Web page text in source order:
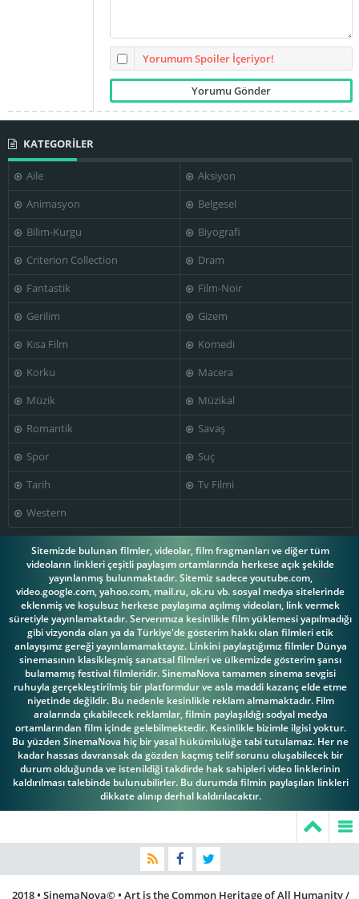
Danylo Ilchenko Dmytro Kapka
Bystritskaya
Ivan Ryzhov Lev Stepanov
Mikhail
Muravyov
Nikolai Smirnov Nikolay Grabbe
Olga Markina Pyotr Chernov Pyotr Glebov
Pyotr Kiryutkin
Pyotr
Lyubeshkin
Rustik Musatov
Svashenko
Sergei Troitsky Sergey Yurtaykin
Yorumum Spoiler İçeriyor!
KATEGORİLER
Aile
Aksiyon
Animasyon
Belgesel
Bilim-Kurgu
Biyografi
Criterion Collection
Dram
Fantastik
Film-Noir
Gerilim
Gizem
Kısa Film
Komedi
Korku
Macera
Müzik
Müzikal
Romantik
Savaş
Spor
Suç
Tarih
Tv Filmi
Western
Sitemizde bulunan filmler, videolar, film fragmanları ve diğer tüm
videoların linkleri çeşitli paylaşım ortamlarında herkese açık şekilde
yayınlanmış bulunmaktadır. Sitemiz sadece youtube.com,
video.google.com, yahoo.com, mail.ru, ok.ru vb. sosyal medya sitelerinde
eklenmiş ve koşulsuz herkese paylaşıma açılmış videoları, link vermek
süretiyle yayınlamaktadır. Serverımıza kesinlikle film yüklemesi yapılmadığı
gibi vizyonda olan ya da Türkiye'de gösterim hakkı olan filmleri etik
anlayışımz gereği yayınlamamaktayız. Linkini paylaştığımız filmler Dünya
sinemasının klasikleşmiş sanatsal filmleri ve ülkemizde gösterim şansı
bulamamış festival filmleridir. SinemaNova tamamen sinema sevgisi
ruhuyla gerçekleştirilmiş bir platformdur ve asla maddi kazanç elde etme
niyetinde değildir. Bu nedenle kesinlikle reklam almamaktadır. Film
aralarında çıkabilecek reklamlar, filmin paylaşıldığı sodyal medya
ortamlarından film içinde gelebilmektedir. Kesinlikle bizimle ilgisi yoktur.
Bu yüzden SinemaNova hiç bir yasal hükümlülüğe tabi tutulamaz. Her ne
kadar hassas davransak da gözden kaçmış telif sorunu oluşabilecek bir
durum olduğunda ve istenildiği takdirde hak sahipleri video linklerinin
kaldırılması talebinde bulunubilirler. Bu durumda filmin paylaşılan linkleri
dikkate alınıp derhal kaldırılacaktır.
2018 • SinemaNova© • Art is the Common Heritage of All Humanity /